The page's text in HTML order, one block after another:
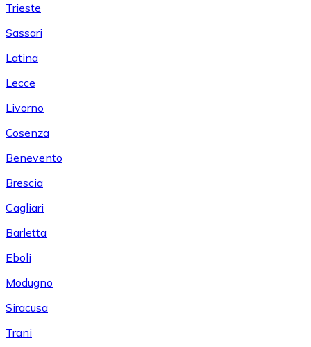
Trieste
Sassari
Latina
Lecce
Livorno
Cosenza
Benevento
Brescia
Cagliari
Barletta
Eboli
Modugno
Siracusa
Trani